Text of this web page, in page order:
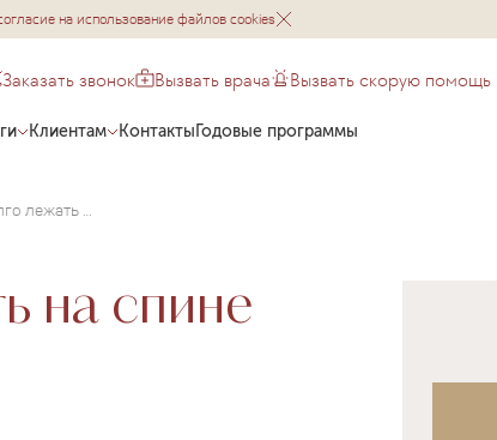
на использование файлов cookies
Заказать звонок Вызвать врача Вызвать скорую помощь
Клиентам КонтактыГодовые программы
Почему нельзя долго лежать на спине во время беременности?
на спине